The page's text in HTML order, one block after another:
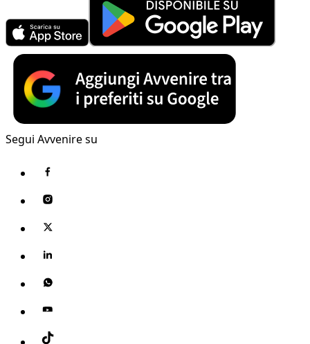
Segui Avvenire su